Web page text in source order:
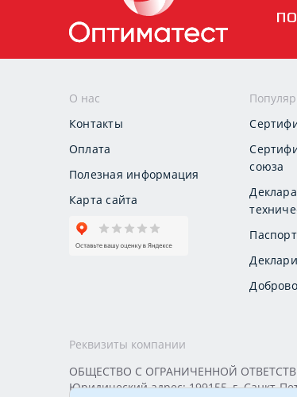
О нас
Контакты
Оплата
Полезная информация
Карта сайта
союза
Реквизиты компании
ОБЩЕСТВО С ОГРАНИЧЕННОЙ
Юридический адрес: 199155, г. Санкт-